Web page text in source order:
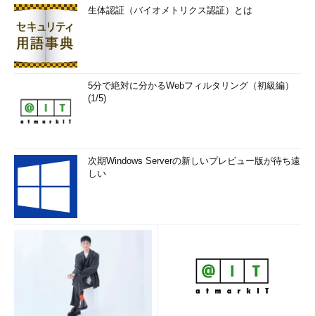
生体認証（バイオメトリクス認証）とは
5分で絶対に分かるWebフィルタリング（初級編）
(1/5)
次期Windows Serverの新しいプレビュー版が待ち遠
しい